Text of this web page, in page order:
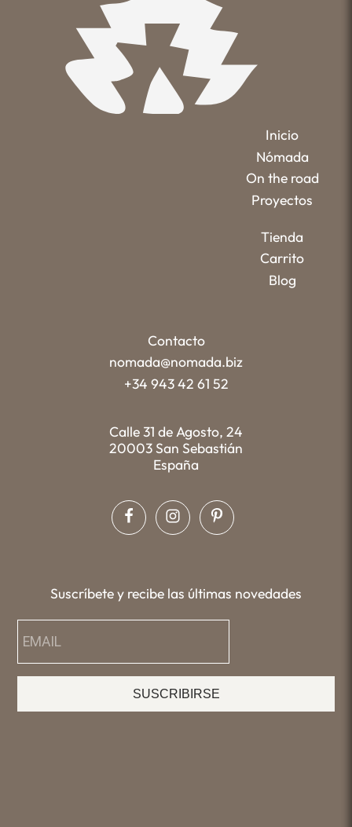
Inicio
Nómada
On the road
Proyectos
Tienda
Carrito
Blog
Contacto
nomada@nomada.biz
+34 943 42 61 52
Calle 31 de Agosto, 24
20003 San Sebastián
España
Suscríbete y recibe las últimas novedades
SUSCRIBIRSE